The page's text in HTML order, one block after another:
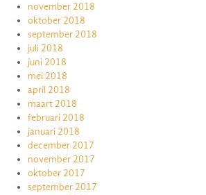
november 2018
oktober 2018
september 2018
juli 2018
juni 2018
mei 2018
april 2018
maart 2018
februari 2018
januari 2018
december 2017
november 2017
oktober 2017
september 2017